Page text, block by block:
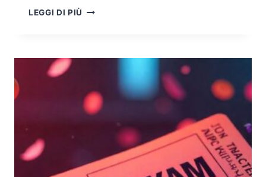
LEGGI DI PIÙ APT
PIÙ
LE
TECNICHE
TATTICHE
UTILIZZATE
NEL
CYBERCRIME